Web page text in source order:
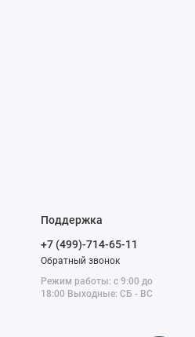
Поддержка
+7 (499)-714-65-11
Обратный звонок
Режим работы: с 9:00 до
18:00 Выходные: СБ - ВС